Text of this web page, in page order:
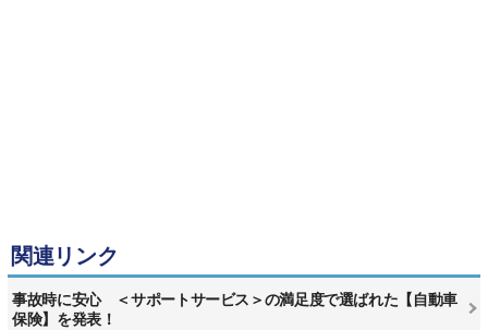
関連リンク
事故時に安心 ＜サポートサービス＞の満足度で選ばれた【自動車
保険】を発表！